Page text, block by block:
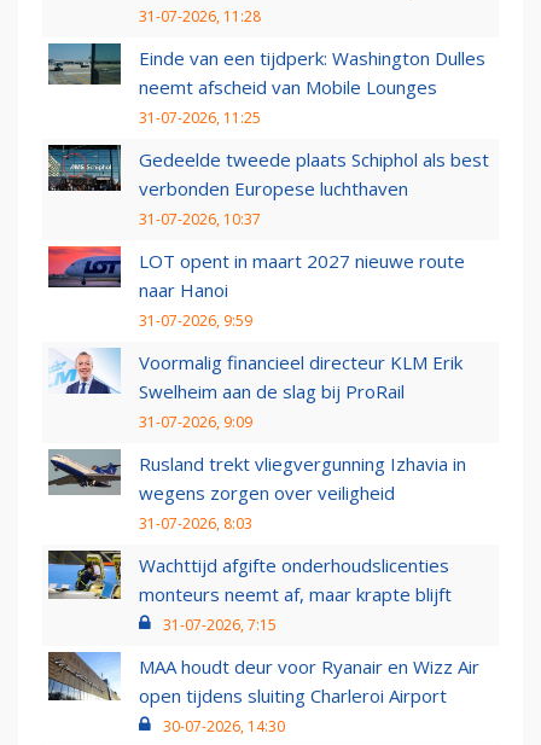
31-07-2026, 11:28
Einde van een tijdperk: Washington Dulles
neemt afscheid van Mobile Lounges
31-07-2026, 11:25
Gedeelde tweede plaats Schiphol als best
verbonden Europese luchthaven
31-07-2026, 10:37
LOT opent in maart 2027 nieuwe route
naar Hanoi
31-07-2026, 9:59
Voormalig financieel directeur KLM Erik
Swelheim aan de slag bij ProRail
31-07-2026, 9:09
Rusland trekt vliegvergunning Izhavia in
wegens zorgen over veiligheid
31-07-2026, 8:03
Wachttijd afgifte onderhoudslicenties
monteurs neemt af, maar krapte blijft
31-07-2026, 7:15
MAA houdt deur voor Ryanair en Wizz Air
open tijdens sluiting Charleroi Airport
30-07-2026, 14:30